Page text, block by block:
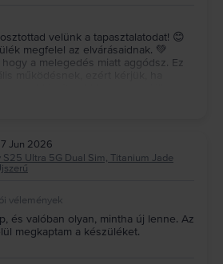
velünk a tapasztalatodat! 😊
megfelel az elvárásaidnak. 💚
a melegedés miatt aggódsz. Ez
kivizsgálhassák a problémát.
segít. Köszönjük a
hogy mielőbb sikerül
✨
Jun 2026
S25 Ultra 5G Dual Sim, Titanium Jade
vélemények
és valóban olyan, mintha új lenne. Az
megkaptam a készüléket.